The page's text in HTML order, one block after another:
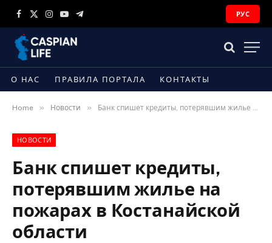
Facebook
X
Instagram
YouTubeTelegram
РУС
О НАС ПРАВИЛА ПОРТАЛА КОНТАКТЫ
Home » Новости » Банк спишет кредиты, потерявшим жилье на пожарах в Костанайской области
НОВОСТИ
Банк спишет кредиты,
потерявшим жилье на
пожарах в Костанайской
области